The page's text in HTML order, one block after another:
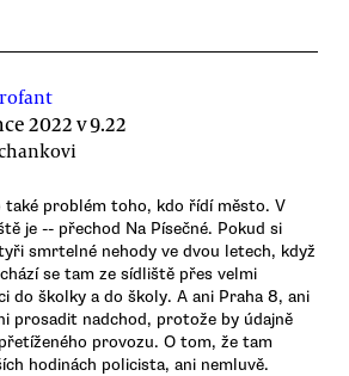
2022 v 9.22
také problém toho, kdo řídí město. V
je -- přechod Na Písečné. Pokud si
smrtelné nehody ve dvou letech, když
se tam ze sídliště přes velmi
do školky a do školy. A ani Praha 8, ani
prosadit nadchod, protože by údajně
provozu. O tom, že tam
hodinách policista, ani nemluvě.